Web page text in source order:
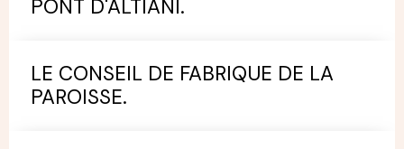
PONT D'ALTIANI.
LE CONSEIL DE FABRIQUE DE LA
PAROISSE.